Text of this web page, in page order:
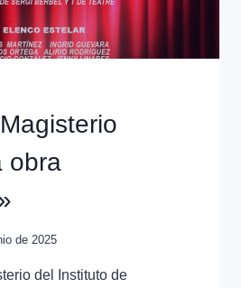
obra
de 2025
del Instituto de